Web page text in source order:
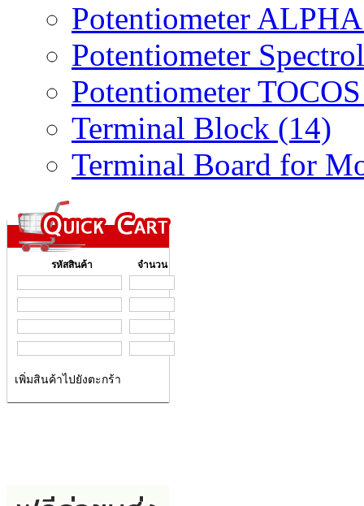
Potentiometer
Potentiometer
Potentiometer
Terminal Block (14)
Terminal Board for
รหัสสินค้า จำนวน
เพิ่มสินค้าไปยังตะกร้า